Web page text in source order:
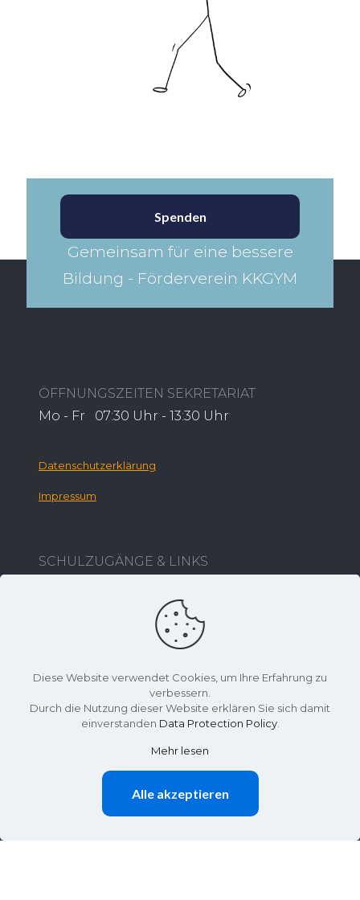
Spenden
Gemeinsam für eine bessere
Bildung - Förderverein KKGYM​
ÖFFNUNGSZEITEN SEKRETARIAT
Mo - Fr 07:30 Uhr - 13:30 Uhr
Datenschutzerklärung
Impressum
SCHULZUGÄNGE & LINKS
Thüringer Schulcloud
HESS Schließfächer
KONTAKT INFORMATIONEN
sekretariat at gym-kaethe-kollwitz.schulen-
Diese Website verwendet Cookies, um Ihre Erfahrung zu
verbessern.
Durch die Nutzung dieser Website erklären Sie sich damit
einverstanden Data Protection Policy.
Mehr lesen
Alle akzeptieren